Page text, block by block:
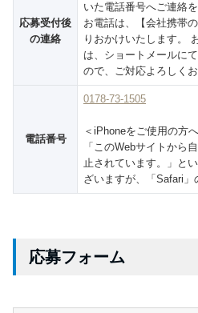
応募受付後
の連絡
いた電話番号へご連絡
お電話は、【会社携帯
りおかけいたします。
は、ショートメールに
ので、ご対応よろしく
電話番号
0178-73-1505
＜iPhoneをご使用の方
「このWebサイトから
止されています。」と
ざいますが、「Safari」
応募フォーム